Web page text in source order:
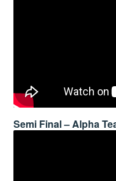
Semi Final – Alpha